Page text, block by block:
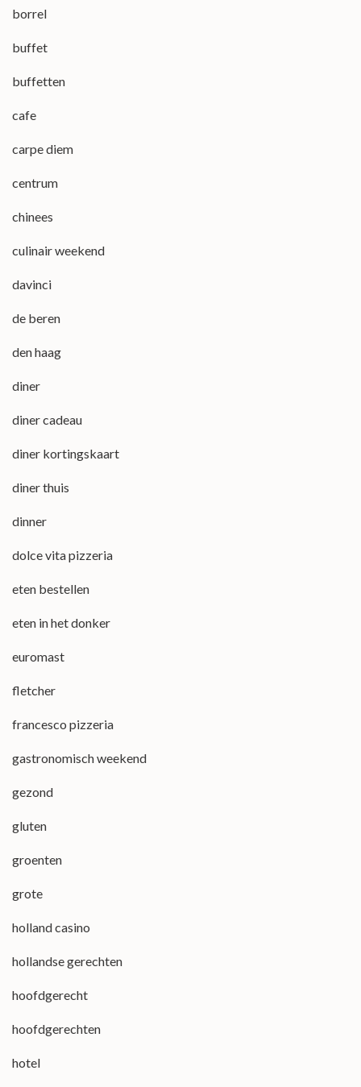
borrel
buffet
buffetten
cafe
carpe diem
centrum
chinees
culinair weekend
davinci
de beren
den haag
diner
diner cadeau
diner kortingskaart
diner thuis
dinner
dolce vita pizzeria
eten bestellen
eten in het donker
euromast
fletcher
francesco pizzeria
gastronomisch weekend
gezond
gluten
groenten
grote
holland casino
hollandse gerechten
hoofdgerecht
hoofdgerechten
hotel